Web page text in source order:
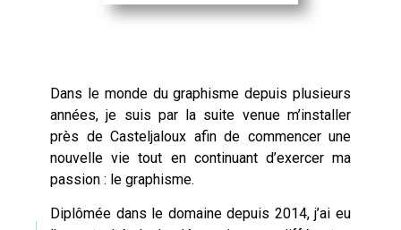
Dans le monde du graphisme depuis plusieurs
années, je suis par la suite venue m’installer
près de Casteljaloux afin de commencer une
nouvelle vie tout en continuant d’exercer ma
passion : le graphisme.
Diplômée dans le domaine depuis 2014, j’ai eu